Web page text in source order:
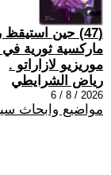
(47) حين
ماركسية ثورية
موريزيو لازاراتو .
رياض الشرايطي
2026 / 8 / 6
مواضيع وابحاث